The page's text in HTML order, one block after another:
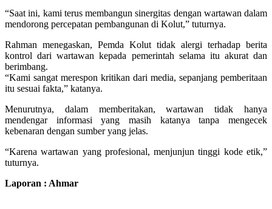
“Saat ini, kami terus membangun sinergitas dengan wartawan dalam
mendorong percepatan pembangunan di Kolut,” tuturnya.
Rahman menegaskan, Pemda Kolut tidak alergi terhadap berita
kontrol dari wartawan kepada pemerintah selama itu akurat dan
berimbang.
“Kami sangat merespon kritikan dari media, sepanjang pemberitaan
itu sesuai fakta,” katanya.
Menurutnya, dalam memberitakan, wartawan tidak hanya
mendengar informasi yang masih katanya tanpa mengecek
kebenaran dengan sumber yang jelas.
“Karena wartawan yang profesional, menjunjun tinggi kode etik,”
tuturnya.
Laporan : Ahmar